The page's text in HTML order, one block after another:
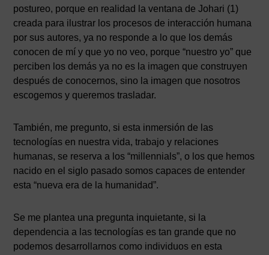
postureo, porque en realidad la ventana de Johari (1)
creada para ilustrar los procesos de interacción humana
por sus autores, ya no responde a lo que los demás
conocen de mí y que yo no veo, porque “nuestro yo” que
perciben los demás ya no es la imagen que construyen
después de conocernos, sino la imagen que nosotros
escogemos y queremos trasladar.
También, me pregunto, si esta inmersión de las
tecnologías en nuestra vida, trabajo y relaciones
humanas, se reserva a los “millennials”, o los que hemos
nacido en el siglo pasado somos capaces de entender
esta “nueva era de la humanidad”.
Se me plantea una pregunta inquietante, si la
dependencia a las tecnologías es tan grande que no
podemos desarrollarnos como individuos en esta